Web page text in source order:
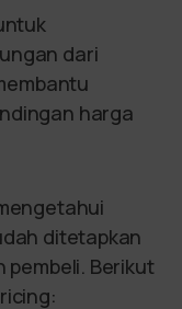
dari
harga
ditetapkan
pembeli. Berikut